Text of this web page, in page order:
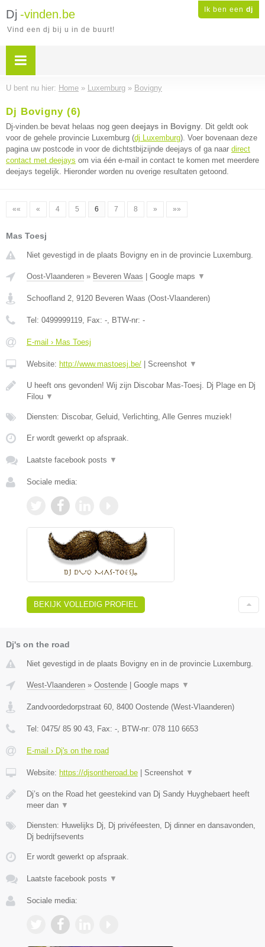
Ik ben een dj
Dj -vinden.be
Vind een dj bij u in de buurt!
U bent nu hier: Home » Luxemburg » Bovigny
Dj Bovigny (6)
Dj-vinden.be bevat helaas nog geen deejays in Bovigny. Dit geldt ook
voor de gehele provincie Luxemburg (dj Luxemburg). Voer bovenaan deze
pagina uw postcode in voor de dichtstbijzijnde deejays of ga naar direct
contact met deejays om via één e-mail in contact te komen met meerdere
deejays tegelijk. Hieronder worden nu overige resultaten getoond.
«« « 4 5 6 7 8 » »»
Mas Toesj
Niet gevestigd in de plaats Bovigny en in de provincie Luxemburg.
Oost-Vlaanderen » Beveren Waas Google maps ▼
Schoofland 2, 9120 Beveren Waas (Oost-Vlaanderen)
Tel: 0499999119, Fax: -, BTW-nr: -
E-mail › Mas Toesj
Website: http://www.mastoesj.be/ Screenshot ▼
U heeft ons gevonden! Wij zijn Discobar Mas-Toesj. Dj Plage en Dj
Filou ▼
Diensten: Discobar, Geluid, Verlichting, Alle Genres muziek!
Er wordt gewerkt op afspraak.
Laatste facebook posts ▼
Sociale media:
BEKIJK VOLLEDIG PROFIEL
Dj's on the road
Niet gevestigd in de plaats Bovigny en in de provincie Luxemburg.
West-Vlaanderen » Oostende Google maps ▼
Zandvoordedorpstraat 60, 8400 Oostende (West-Vlaanderen)
Tel: 0475/ 85 90 43, Fax: -, BTW-nr: 078 110 6653
E-mail › Dj's on the road
Website: https://djsontheroad.be Screenshot ▼
Dj’s on the Road het geestekind van Dj Sandy Huyghebaert heeft
meer dan ▼
Diensten: Huwelijks Dj, Dj privéfeesten, Dj dinner en dansavonden,
Dj bedrijfsevents
Er wordt gewerkt op afspraak.
Laatste facebook posts ▼
Sociale media: